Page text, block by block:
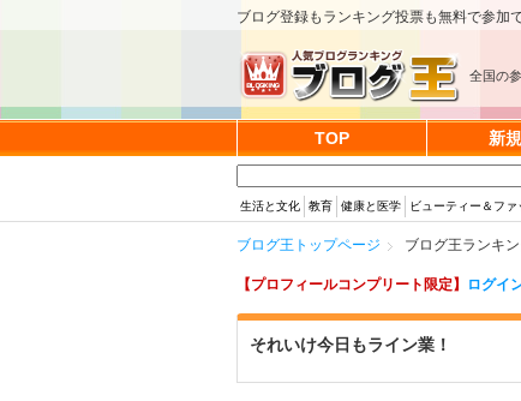
ブログ登録もランキング投票も無料で参加
全国の
TOP 新
生活と文化 教育 健康と医学 ビューティー＆ファ
ブログ王トップページ ブログ王ランキ
【プロフィールコンプリート限定】 ログイ
それいけ今日もライン業！